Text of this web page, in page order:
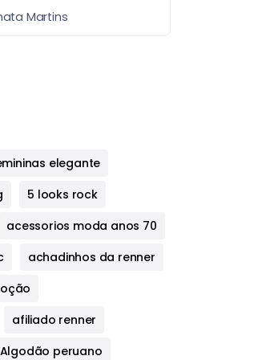
Martins
elegante
5 looks rock
acessorios moda anos 70
achadinhos da renner
afiliado renner
Algodão peruano